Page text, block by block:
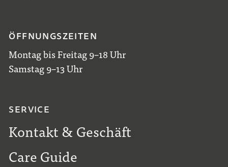
ÖFFNUNGSZEITEN
Montag bis Freitag 9–18 Uhr
Samstag 9–13 Uhr
SERVICE
Kontakt & Geschäft
Care Guide